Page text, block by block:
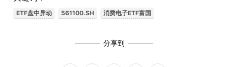
ETF盘中异动 561100.SH 消费电子ETF富国
分享到